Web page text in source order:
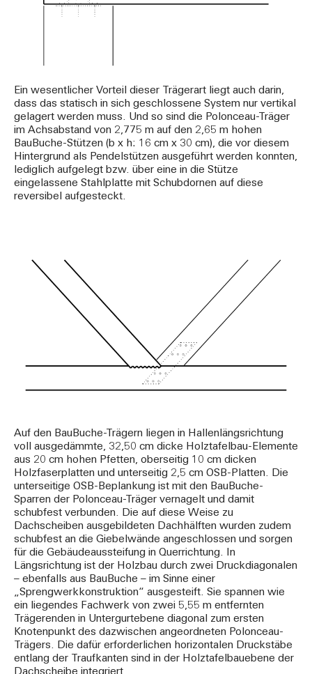
Ein wesentlicher Vorteil dieser Trägerart liegt auch darin,
dass das statisch in sich geschlossene System nur vertikal
gelagert werden muss. Und so sind die Polonceau-Träger
im Achsabstand von 2,775 m auf den 2,65 m hohen
BauBuche-Stützen (b x h: 16 cm x 30 cm), die vor diesem
Hintergrund als Pendelstützen ausgeführt werden konnten,
lediglich aufgelegt bzw. über eine in die Stütze
eingelassene Stahlplatte mit Schubdornen auf diese
reversibel aufgesteckt.
Auf den BauBuche-Trägern liegen in Hallenlängsrichtung
voll ausgedämmte, 32,50 cm dicke Holztafelbau-Elemente
aus 20 cm hohen Pfetten, oberseitig 10 cm dicken
Holzfaserplatten und unterseitig 2,5 cm OSB-Platten. Die
unterseitige OSB-Beplankung ist mit den BauBuche-
Sparren der Polonceau-Träger vernagelt und damit
schubfest verbunden. Die auf diese Weise zu
Dachscheiben ausgebildeten Dachhälften wurden zudem
schubfest an die Giebelwände angeschlossen und sorgen
für die Gebäudeaussteifung in Querrichtung. In
Längsrichtung ist der Holzbau durch zwei Druckdiagonalen
– ebenfalls aus BauBuche – im Sinne einer
„Sprengwerkkonstruktion“ ausgesteift. Sie spannen wie
ein liegendes Fachwerk von zwei 5,55 m entfernten
Trägerenden in Untergurtebene diagonal zum ersten
Knotenpunkt des dazwischen angeordneten Polonceau-
Trägers. Die dafür erforderlichen horizontalen Druckstäbe
entlang der Traufkanten sind in der Holztafelbauebene der